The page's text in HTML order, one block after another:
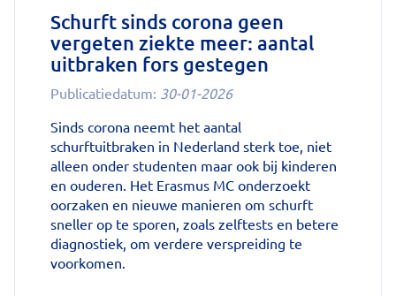
gebruik
toe'
op
Nationale
Schurft sinds corona geen
vergeten ziekte meer: aantal
uitbraken fors gestegen
Publicatiedatum: 30-01-2026
Sinds corona neemt het aantal
schurftuitbraken in Nederland sterk toe, niet
alleen onder studenten maar ook bij kinderen
en ouderen. Het Erasmus MC onderzoekt
oorzaken en nieuwe manieren om schurft
sneller op te sporen, zoals zelftests en betere
diagnostiek, om verdere verspreiding te
voorkomen.